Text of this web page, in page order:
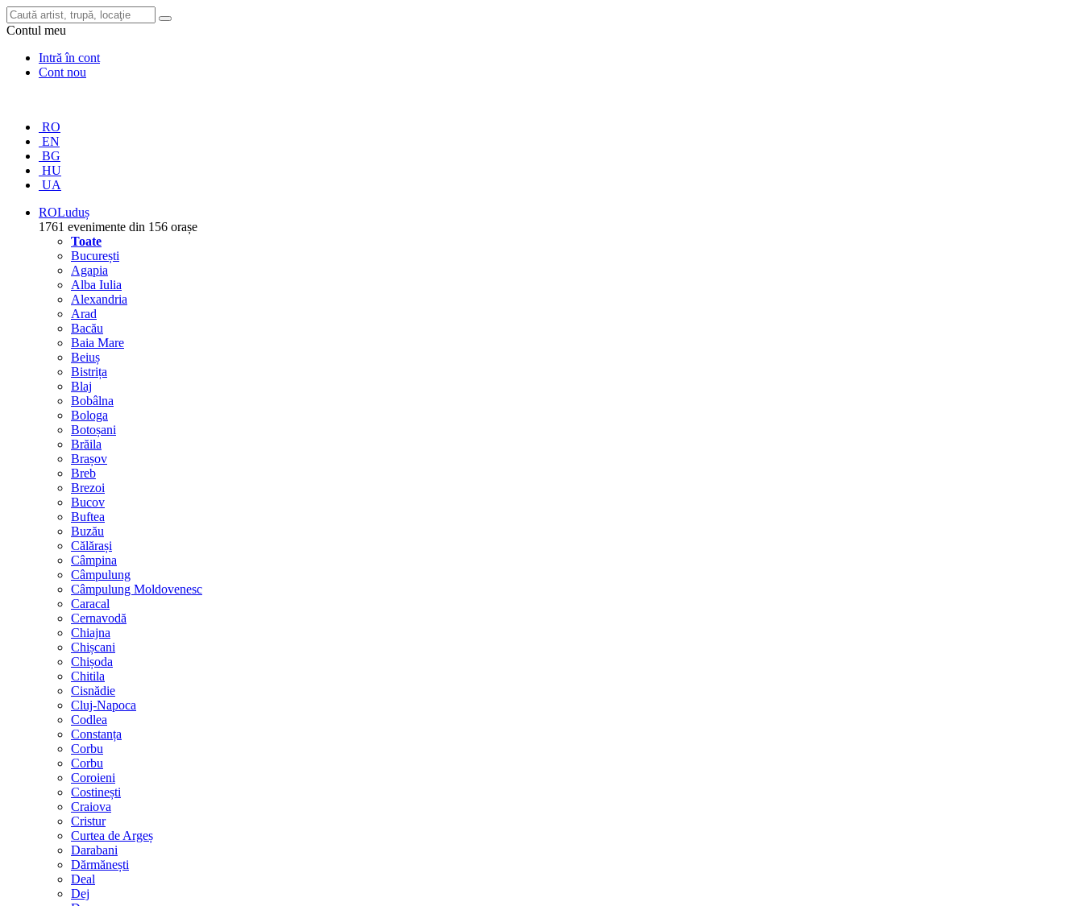
Contul meu
Intră în cont
Cont nou
RO
EN
BG
HU
UA
ROLuduș
1761 evenimente din 156 orașe
Toate
București
Agapia
Alba Iulia
Alexandria
Arad
Bacău
Baia Mare
Beiuș
Bistrița
Blaj
Bobâlna
Bologa
Botoșani
Brăila
Brașov
Breb
Brezoi
Bucov
Buftea
Buzău
Călărași
Câmpina
Câmpulung
Câmpulung Moldovenesc
Caracal
Cernavodă
Chiajna
Chișcani
Chișoda
Chitila
Cisnădie
Cluj-Napoca
Codlea
Constanța
Corbu
Corbu
Coroieni
Costinești
Craiova
Cristur
Curtea de Argeș
Darabani
Dărmănești
Deal
Dej